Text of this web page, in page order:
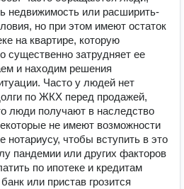
недвижимость или расширить-
но при этом имеют остаток
на квартире, которую
существенно затрудняет ее
и находим решения
Часто у людей нет
по ЖКХ перед продажей,
люди получают в наследство
не имеют возможности
нотариусу, чтобы вступить в это
пандемии или других факторов
по ипотеке и кредитам
или пристав грозится